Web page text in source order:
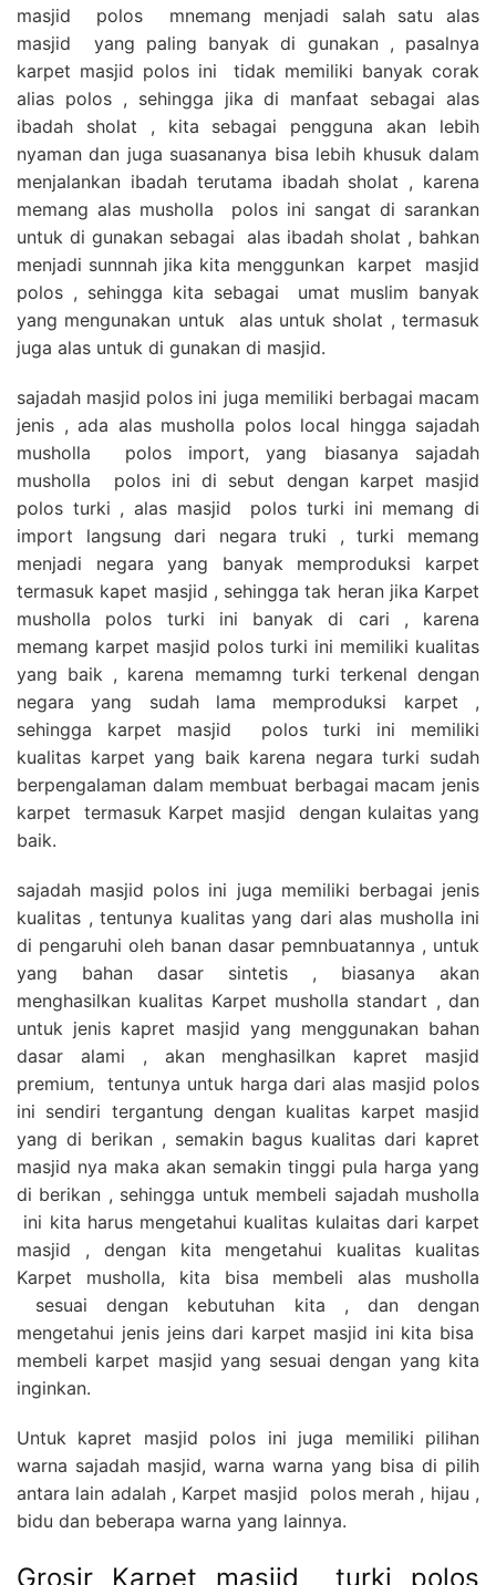
masjid polos mnemang menjadi salah satu alas
masjid yang paling banyak di gunakan , pasalnya
karpet masjid polos ini tidak memiliki banyak corak
alias polos , sehingga jika di manfaat sebagai alas
ibadah sholat , kita sebagai pengguna akan lebih
nyaman dan juga suasananya bisa lebih khusuk dalam
menjalankan ibadah terutama ibadah sholat , karena
memang alas musholla polos ini sangat di sarankan
untuk di gunakan sebagai alas ibadah sholat , bahkan
menjadi sunnnah jika kita menggunkan karpet masjid
polos , sehingga kita sebagai umat muslim banyak
yang mengunakan untuk alas untuk sholat , termasuk
juga alas untuk di gunakan di masjid.
sajadah masjid polos ini juga memiliki berbagai macam
jenis , ada alas musholla polos local hingga sajadah
musholla polos import, yang biasanya sajadah
musholla polos ini di sebut dengan karpet masjid
polos turki , alas masjid polos turki ini memang di
import langsung dari negara truki , turki memang
menjadi negara yang banyak memproduksi karpet
termasuk kapet masjid , sehingga tak heran jika Karpet
musholla polos turki ini banyak di cari , karena
memang karpet masjid polos turki ini memiliki kualitas
yang baik , karena memamng turki terkenal dengan
negara yang sudah lama memproduksi karpet ,
sehingga karpet masjid polos turki ini memiliki
kualitas karpet yang baik karena negara turki sudah
berpengalaman dalam membuat berbagai macam jenis
karpet termasuk Karpet masjid dengan kulaitas yang
baik.
sajadah masjid polos ini juga memiliki berbagai jenis
kualitas , tentunya kualitas yang dari alas musholla ini
di pengaruhi oleh banan dasar pemnbuatannya , untuk
yang bahan dasar sintetis , biasanya akan
menghasilkan kualitas Karpet musholla standart , dan
untuk jenis kapret masjid yang menggunakan bahan
dasar alami , akan menghasilkan kapret masjid
premium, tentunya untuk harga dari alas masjid polos
ini sendiri tergantung dengan kualitas karpet masjid
yang di berikan , semakin bagus kualitas dari kapret
masjid nya maka akan semakin tinggi pula harga yang
di berikan , sehingga untuk membeli sajadah musholla
ini kita harus mengetahui kualitas kulaitas dari karpet
masjid , dengan kita mengetahui kualitas kualitas
Karpet musholla, kita bisa membeli alas musholla
sesuai dengan kebutuhan kita , dan dengan
mengetahui jenis jeins dari karpet masjid ini kita bisa
membeli karpet masjid yang sesuai dengan yang kita
inginkan.
Untuk kapret masjid polos ini juga memiliki pilihan
warna sajadah masjid, warna warna yang bisa di pilih
antara lain adalah , Karpet masjid polos merah , hijau ,
bidu dan beberapa warna yang lainnya.
Grosir Karpet masjid turki polos